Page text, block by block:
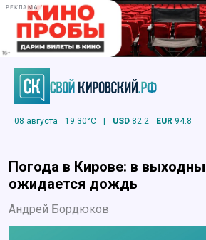
РЕКЛАМА
08 августа 19.30°C | USD 82.2 EUR 94.8
Погода в Кирове: в
ожидается дождь
Андрей Бордюков